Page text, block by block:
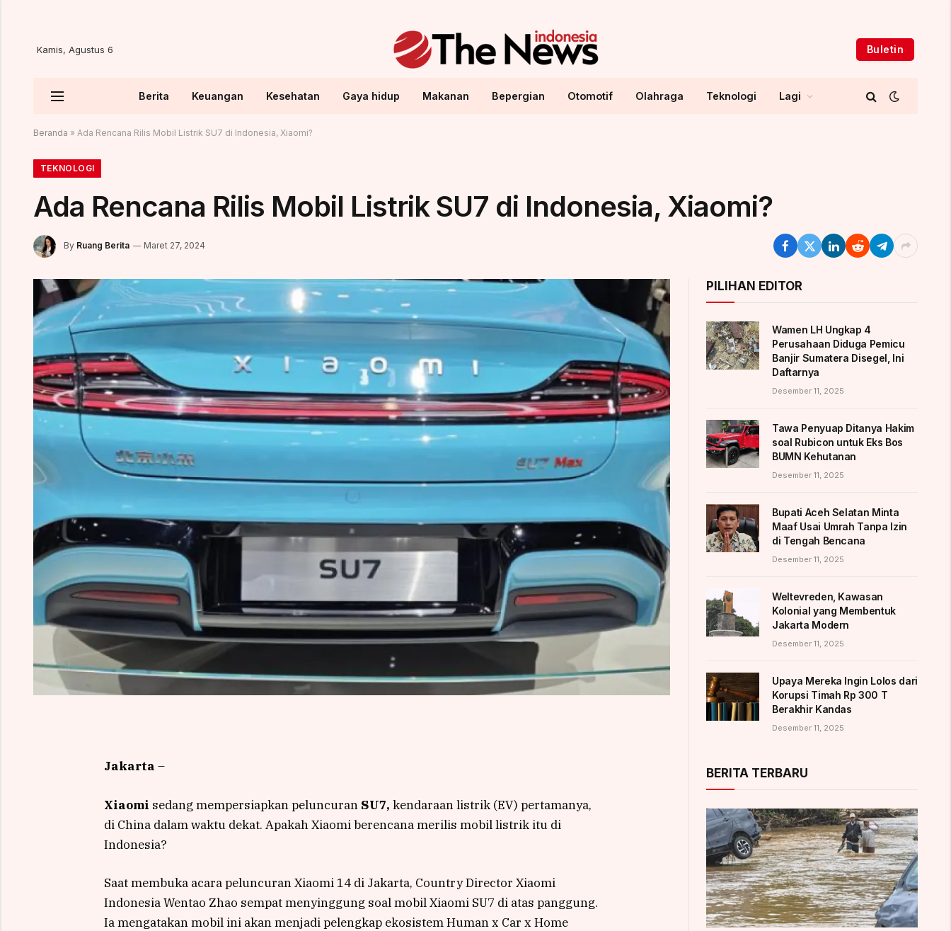
Kamis, Agustus 6 Buletin
Berita Keuangan Kesehatan Gaya hidup Makanan Bepergian Otomotif Olahraga Teknologi Lagi
Beranda » Ada Rencana Rilis Mobil Listrik SU7 di Indonesia, Xiaomi?
TEKNOLOGI
Ada Rencana Rilis Mobil Listrik SU7 di Indonesia, Xiaomi?
By Ruang Berita Maret 27, 2024
Jakarta –
Xiaomi sedang mempersiapkan peluncuran SU7, kendaraan listrik (EV) pertamanya,
di China dalam waktu dekat. Apakah Xiaomi berencana merilis mobil listrik itu di
Indonesia?
Saat membuka acara peluncuran Xiaomi 14 di Jakarta, Country Director Xiaomi
Indonesia Wentao Zhao sempat menyinggung soal mobil Xiaomi SU7 di atas panggung.
Ia mengatakan mobil ini akan menjadi pelengkap ekosistem Human x Car x Home
PILIHAN EDITOR
Wamen LH Ungkap 4
Perusahaan Diduga Pemicu
Banjir Sumatera Disegel, Ini
Daftarnya
Desember 11, 2025
Tawa Penyuap Ditanya Hakim
soal Rubicon untuk Eks Bos
BUMN Kehutanan
Desember 11, 2025
Bupati Aceh Selatan Minta
Maaf Usai Umrah Tanpa Izin
di Tengah Bencana
Desember 11, 2025
Weltevreden, Kawasan
Kolonial yang Membentuk
Jakarta Modern
Desember 11, 2025
Upaya Mereka Ingin Lolos dari
Korupsi Timah Rp 300 T
Berakhir Kandas
Desember 11, 2025
BERITA TERBARU